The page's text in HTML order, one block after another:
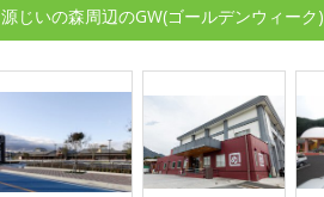
源じいの森周辺のGW(ゴールデンウィー